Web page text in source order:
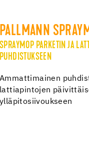
PALLMANN
SPRAYMOP PARKETIN JA
PUHDISTUKSEEN
Ammattimainen
lattiapintojen
ylläpitosiivoukseen